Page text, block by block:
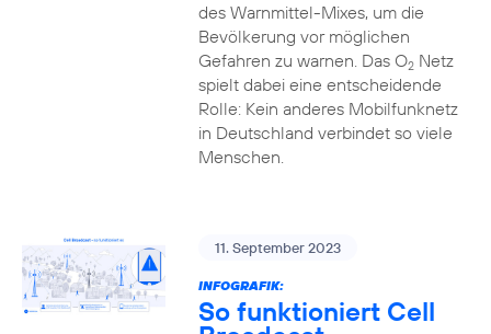
des Warnmittel-Mixes, um die
Bevölkerung vor möglichen
Gefahren zu warnen. Das O2Netz
spielt dabei eine entscheidende
Rolle: Kein anderes Mobilfunknetz
in Deutschland verbindet so viele
Menschen.
11. September 2023
INFOGRAFIK:
So funktioniert Cell